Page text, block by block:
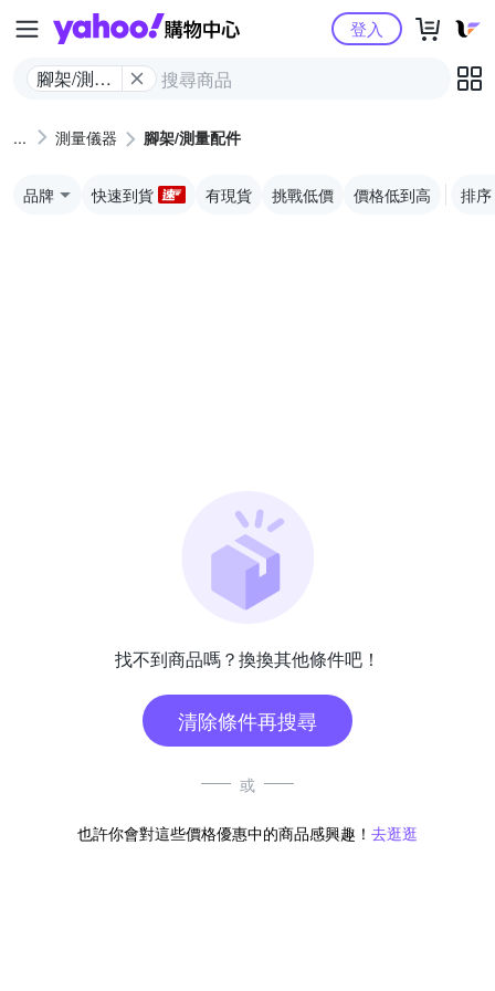
Yahoo購物中心
腳架/測量
登入
測量儀器 腳架/測量配件
品牌 快速到貨 有現貨 挑戰低價 價格低到高 排序
找不到商品嗎？換換其他條件吧！
清除條件再搜尋
或
也許你會對這些價格優惠中的商品感興趣！ 去逛逛